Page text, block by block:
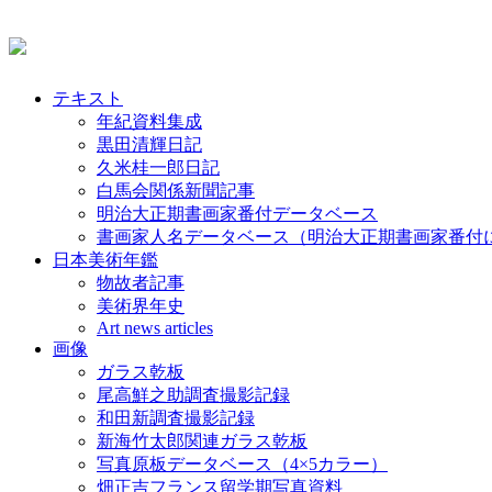
テキスト
年紀資料集成
黒田清輝日記
久米桂一郎日記
白馬会関係新聞記事
明治大正期書画家番付データベース
書画家人名データベース（明治大正期書画家番付
日本美術年鑑
物故者記事
美術界年史
Art news articles
画像
ガラス乾板
尾高鮮之助調査撮影記録
和田新調査撮影記録
新海竹太郎関連ガラス乾板
写真原板データベース（4×5カラー）
畑正吉フランス留学期写真資料